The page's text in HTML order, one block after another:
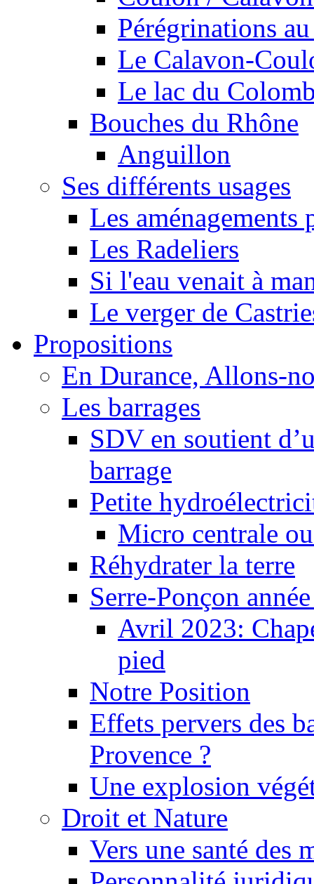
Pérégrinations
Le Calavon-
Le lac du
Bouches du Rhône
Anguillon
Ses différents usages
Les
Les Radeliers
Si l'eau venait à
Le verger de
Propositions
En Durance, Allons-
Les barrages
SDV en soutient
barrage
Petite
Micro centrale
Réhydrater la terre
Serre-Ponçon
Avril 2023:
pied
Notre Position
Effets pervers des
Provence ?
Une explosion
Droit et Nature
Vers une santé des